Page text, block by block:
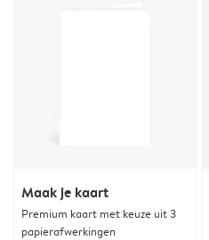
Maak je kaart
Premium kaart met keuze uit 3
papierafwerkingen